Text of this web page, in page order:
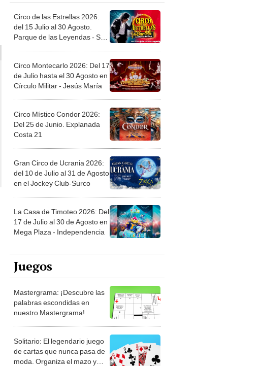
Circo de las Estrellas 2026:
del 15 Julio al 30 Agosto.
Parque de las Leyendas - San
Circo Montecarlo 2026: Del 17
de Julio hasta el 30 Agosto en
Círculo Militar - Jesús María
Circo Místico Condor 2026:
Del 25 de Junio. Explanada
Costa 21
Gran Circo de Ucrania 2026:
del 10 de Julio al 31 de Agosto
en el Jockey Club-Surco
La Casa de Timoteo 2026: Del
17 de Julio al 30 de Agosto en
Mega Plaza - Independencia
Juegos
Mastergrama: ¡Descubre las
palabras escondidas en
nuestro Mastergrama!
Solitario: El legendario juego
de cartas que nunca pasa de
moda. Organiza el mazo y